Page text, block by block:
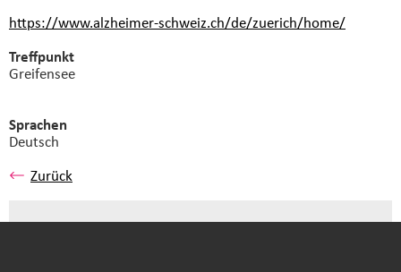
https://www.alzheimer-schweiz.ch/de/zuerich/home/
Treffpunkt
Greifensee
Sprachen
Deutsch
Zurück